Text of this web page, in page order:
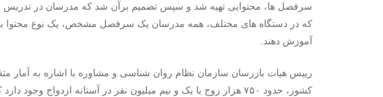
سرفصل ها، محتوایی تهیه شد و سپس تصمیم برآن شد که مدرسان در تدریس
که در دستگاه های مختلف، همه مدرسان یک سرفصل مشخص، یک نوع محتوا با
آموزش دهند.
رییس هیات بازرسان سازمان نظام روان شناسی و مشاوره با اشاره به آمار